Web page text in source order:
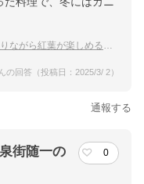
が楽しめる温泉宿のおすすめは？
の回答（投稿日：2025/3/ 2）
通報する
街随一の
0